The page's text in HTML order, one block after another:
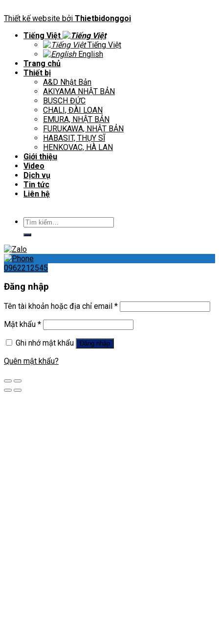
Thiết kế website bởi Thietbidonggoi
Tiếng Việt
Tiếng Việt
English
Trang chủ
Thiết bị
A&D Nhật Bản
AKIYAMA NHẬT BẢN
BUSCH ĐỨC
CHALI, ĐÀI LOAN
EMURA, NHẬT BẢN
FURUKAWA, NHẬT BẢN
HABASIT, THỤY SĨ
HENKOVAC, HÀ LAN
Giới thiệu
Video
Dịch vụ
Tin tức
Liên hệ
Tìm
kiếm:
0962212545
Đăng nhập
Tên tài khoản hoặc địa chỉ email *
Mật khẩu *
Ghi nhớ mật khẩu
Đăng nhập
Quên mật khẩu?